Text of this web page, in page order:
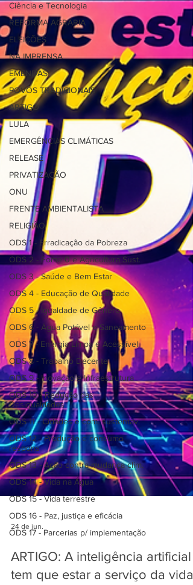
Ciência e Tecnologia
REFORMA AGRÁRIA
ELEIÇÕES
NA IMPRENSA
EMENDAS
POVOS TRADICIONAIS
ARTIGO
LULA
EMERGÊNCIAS CLIMÁTICAS
RELEASE
PRIVATIZAÇÃO
ONU
FRENTE AMBIENTALISTA
RELIGIÃO
ODS 1 - Erradicação da Pobreza
ODS 2 - Fome 0 e Agricultura Sust.
ODS 3 - Saúde e Bem Estar
ODS 4 - Educação de Qualidade
ODS 5 - Igualdade de Gênero
ODS 6 - Água Potável e Saneamento
ODS 7 - Energia Limpa e Acessível
ODS 8 - Trabalho Decente
ODS 9 - Inovação e Infraestrutura
ODS 10 - Redução das
Desigualdades
ODS 11 - Cidades e com. sustentav.
ODS 12 - Produção e consumo
respons
ODS 13 - Ação contra mudança clim.
ODS 14 - Vida na Água
ODS 15 - Vida terrestre
ODS 16 - Paz, justiça e eficácia
ODS 17 - Parcerias p/ implementação
ARTIGO: A inteligência artificial